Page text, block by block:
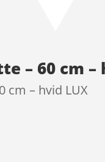
– 60 cm
cm – hvid LUX